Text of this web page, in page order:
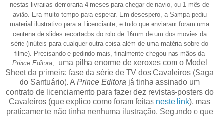
nestas livrarias demoraria 4 meses para chegar de navio, ou 1 mês de
avião. Era muito tempo para esperar. Em desespero, a Sampa pediu
material ilustrativo para a
icenciante, e tudo que enviaram foram uma
centena de slides recortados do rolo de 16mm de um dos movies da
série (inúteis para qualquer outra coisa além de uma matéria sobre do
filme). Precisando e pedindo mais, finalmente chegou nas mãos da
Prince Editora,
uma pilha enorme de xeroxes com o Model
Sheet da primeira fase da série de TV dos Cavaleiros (Saga
do Santuário). A Prince Editora já tinha assinado um
contrato de licenciamento para fazer dez revistas-posters do
Cavaleiros (que explico como foram feitas neste link), mas
praticamente não tinha nenhuma ilustração. Segundo o que